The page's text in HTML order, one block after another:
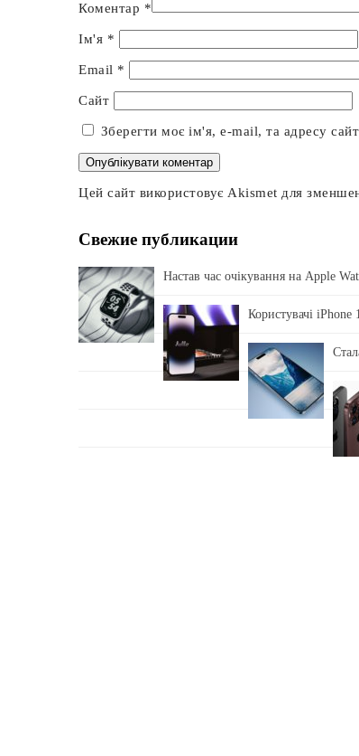
Коментар *
Ім'я *
Email *
Сайт
Зберегти моє ім'я, e-mail, та адресу
Цей сайт використовує Akismet для
Свежие публикации
Настав час очікування на Apple
Користувачі iPhone